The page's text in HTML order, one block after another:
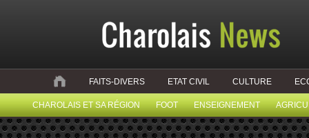
FAITS-DIVERS ETAT CIVIL CULTURE
CHAROLAIS ET SA RÉGION FOOT ENSEIGNEMENT